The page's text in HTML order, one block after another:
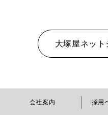
大塚屋ネッ
会社案内 採用